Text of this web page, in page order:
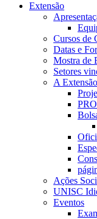
Extensão
Cursos de
Datas e
Mostra de
Setores
A Extensão
Ações
UNISC
Eventos